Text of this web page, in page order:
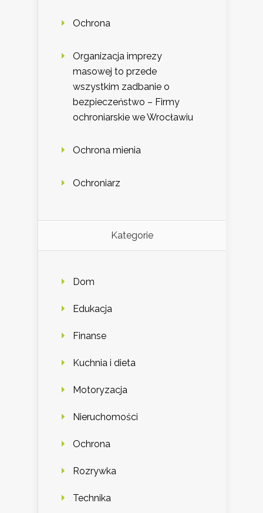
Ochrona
Organizacja imprezy
masowej to przede
wszystkim zadbanie o
bezpieczeństwo – Firmy
ochroniarskie we Wrocławiu
Ochrona mienia
Ochroniarz
Kategorie
Dom
Edukacja
Finanse
Kuchnia i dieta
Motoryzacja
Nieruchomości
Ochrona
Rozrywka
Technika